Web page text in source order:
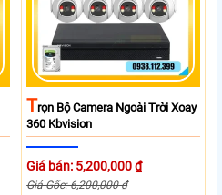
TRọn Bộ Camera Ngoài Trời Xoay
360 Kbvision
Giá bán: 5,200,000 ₫
Giá Gốc: 6,200,000 ₫